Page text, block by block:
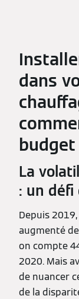
dans
budget
La
: un défi
Depuis
augmenté
on compte
2020. Mais
de nuancer
de la